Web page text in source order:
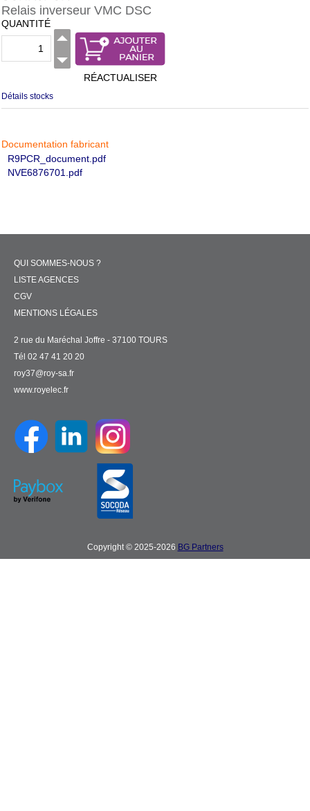
Relais inverseur VMC DSC
QUANTITÉ
RÉACTUALISER
Détails stocks
Documentation fabricant
R9PCR_document.pdf
NVE6876701.pdf
QUI SOMMES-NOUS ?
LISTE AGENCES
CGV
MENTIONS LÉGALES
2 rue du Maréchal Joffre - 37100 TOURS
Tél 02 47 41 20 20
roy37@roy-sa.fr
www.royelec.fr
Copyright © 2025-2026 BG Partners